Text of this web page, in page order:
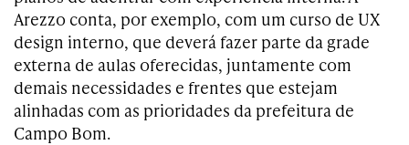
Arezzo conta, por exemplo, com um curso de UX
design interno, que deverá fazer parte da grade
externa de aulas oferecidas, juntamente com
demais necessidades e frentes que estejam
alinhadas com as prioridades da prefeitura de
Campo Bom.